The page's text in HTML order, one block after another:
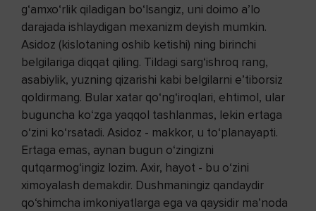
g‘amxo‘rlik qiladigan bo‘lsangiz, uni doimo a’lo
darajada ishlaydigan mexanizm deyish mumkin.
Asidoz (kislotaning oshib ketishi) ning birinchi
belgilariga diqqat qiling. Tildagi sarg‘ishroq rang,
asabiylik, yuzning qizarishi kabi belgilarni e’tiborsiz
qoldirmang. Bular xatar qo‘ng‘iroqlari, ehtimol, ular
buguncha ko‘zga yaqqol tashlanmas, lekin ertaga
o‘zini ko‘rsatadi. Asidoz - makkor, u to‘planayapti.
Ertaga emas, aynan bugun o‘zingizni
qutqarmog‘ingiz lozim. Axir, hayot - bu o‘zini
ximoyalash demakdir. Dushmaningiz qandaydir
qo‘shimcha imkoniyatlarga ega va qaysidir ma’noda